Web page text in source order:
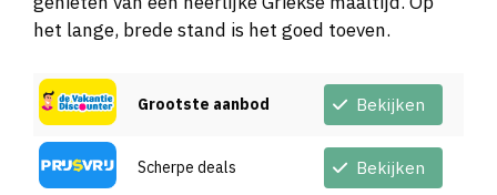
het lange, brede stand is het goed toeven.
Grootste aanbod Bekijken
Scherpe deals Bekijken